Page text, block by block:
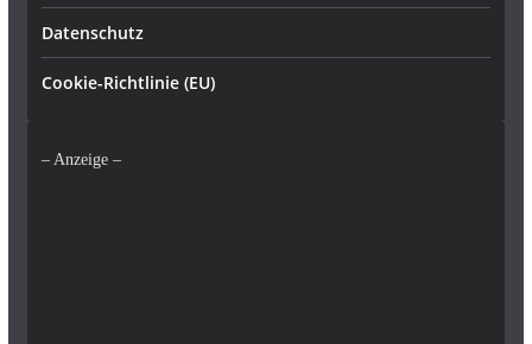
Datenschutz
Cookie-Richtlinie (EU)
– Anzeige –